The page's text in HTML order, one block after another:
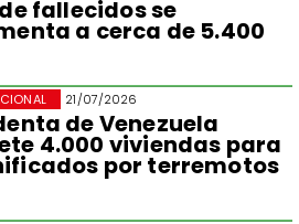
fallecidos se
a cerca de 5.400
21/07/2026
de Venezuela
4.000 viviendas para
por terremotos